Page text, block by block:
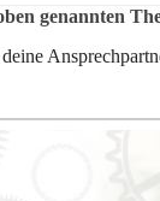
Berufswahl:
Anschreiben,
genannten